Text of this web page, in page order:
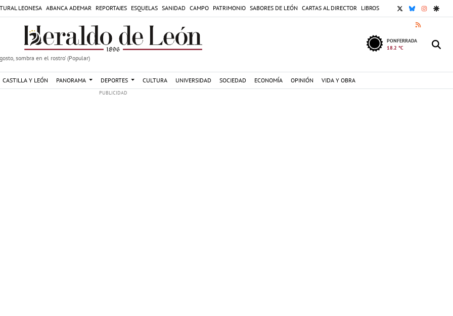
LEONESA ABANCA ADEMAR REPORTAJES ESQUELAS SANIDAD CAMPO PATRIMONIO SABORES DE LEÓN CARTAS AL DIRECTOR LIBROS X BLUESKY
RSS
sombra en el rostro' (Popular)
PONFERRADA
18.2 °C
CASTILLA Y LEÓN PANORAMA DEPORTES CULTURA UNIVERSIDAD SOCIEDAD ECONOMÍA OPINIÓN VIDA Y OBRA